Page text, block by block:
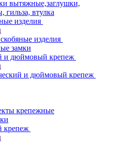
вытяжные,заглушки,
гильза, втулка
изделия
изделия
замки
и дюймовый крепеж
и дюймовый крепеж
крепежные
крепеж